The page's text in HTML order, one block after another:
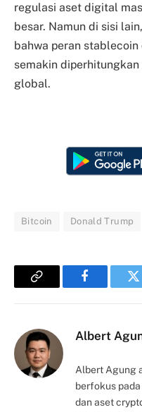
regulasi aset digital
besar. Namun di sisi
bahwa peran
semakin
global.
Bitcoin Donald Trump
Copy
Facebook
Albert
Albert Agung
berfokus
dan aset